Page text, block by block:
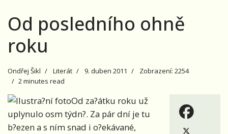
Od posledního ohně
roku
Ondřej Šikl Literát 9. duben 2011
Zobrazení: 2254
2 minutes read
Od za?átku roku už
uplynulo osm týdn?. Za pár dní je tu
b?ezen a s ním snad i o?ekávané,